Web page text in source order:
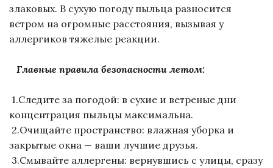
злаковых. В сухую погоду пыльца разносится
ветром на огромные расстояния, вызывая у
аллергиков тяжелые реакции.
Главные правила безопасности летом:
1.Следите за погодой: в сухие и ветреные дни
концентрация пыльцы максимальна.
2.Очищайте пространство: влажная уборка и
закрытые окна — ваши лучшие друзья.
3.Смывайте аллергены: вернувшись с улицы, сразу